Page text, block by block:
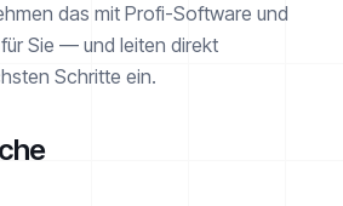
das mit Profi-Software und
Sie — und leiten direkt
Schritte ein.